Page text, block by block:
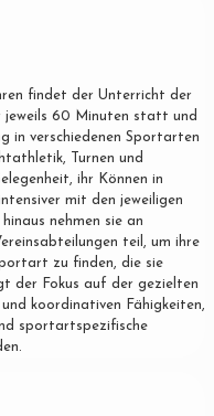
findet der Unterricht der
jeweils 60 Minuten statt und
in verschiedenen Sportarten
Turnen und
ihr Können in
mit den jeweiligen
nehmen sie an
teil, um ihre
zu finden, die sie
der Fokus auf der gezielten
koordinativen Fähigkeiten,
sportartspezifische